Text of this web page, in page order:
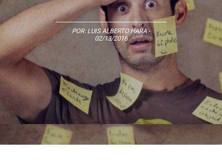
POR: LUIS ALBERTO HARA-
02/13/2016